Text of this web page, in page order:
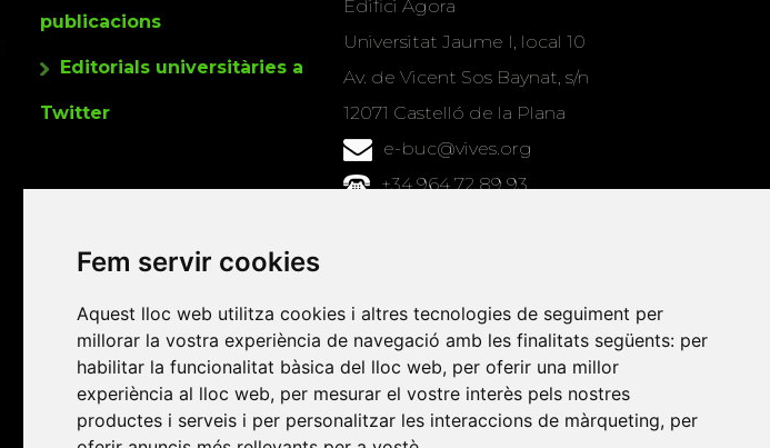
Fem servir cookies
Aquest lloc web utilitza cookies i altres tecnologies de seguiment per
millorar la vostra experiència de navegació amb les finalitats següents: per
habilitar la funcionalitat bàsica del lloc web, per oferir una millor
experiència al lloc web, per mesurar el vostre interès pels nostres
productes i serveis i per personalitzar les interaccions de màrqueting, per
publicacions
Editorials universitàries a
Twitter
Edifici Àgora
Universitat Jaume I, local 10
Av. de Vicent Sos Baynat, s/n
12071 Castelló de la Plana
e-buc@vives.org
+34 964 72 89 93